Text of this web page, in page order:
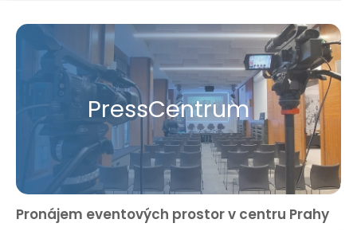
Press​Centrum
Pronájem eventových prostor v centru Prahy